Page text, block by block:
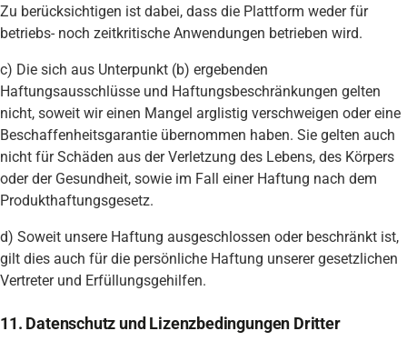
Zu berücksichtigen ist dabei, dass die Plattform weder für
betriebs- noch zeitkritische Anwendungen betrieben wird.
c) Die sich aus Unterpunkt (b) ergebenden
Haftungsausschlüsse und Haftungsbeschränkungen gelten
nicht, soweit wir einen Mangel arglistig verschweigen oder eine
Beschaffenheitsgarantie übernommen haben. Sie gelten auch
nicht für Schäden aus der Verletzung des Lebens, des Körpers
oder der Gesundheit, sowie im Fall einer Haftung nach dem
Produkthaftungsgesetz.
d) Soweit unsere Haftung ausgeschlossen oder beschränkt ist,
gilt dies auch für die persönliche Haftung unserer gesetzlichen
Vertreter und Erfüllungsgehilfen.
11. Datenschutz und Lizenzbedingungen Dritter